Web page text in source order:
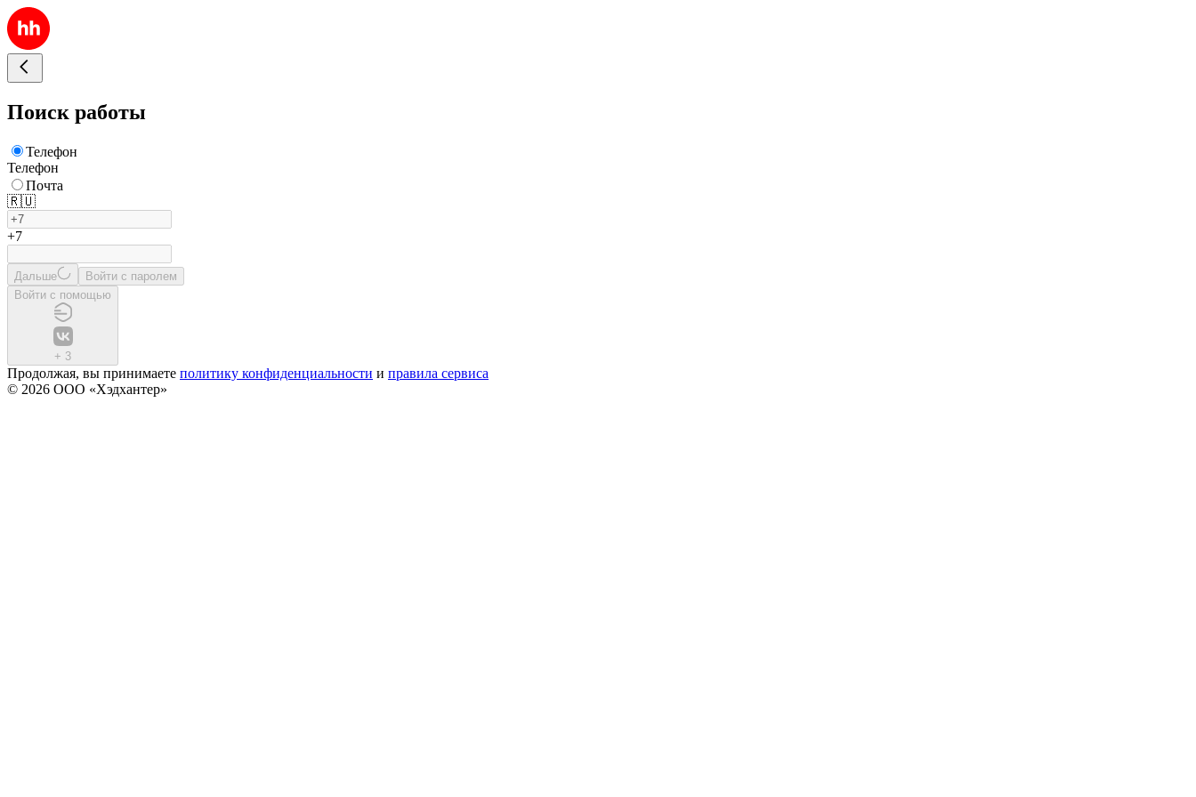
Поиск работы
Телефон
Телефон
Почта
🇷🇺
+7
Дальше
Войти с паролем
Войти с помощью
+ 3
Продолжая, вы принимаете политику конфиденциальности и правила сервиса
© 2026 ООО «Хэдхантер»